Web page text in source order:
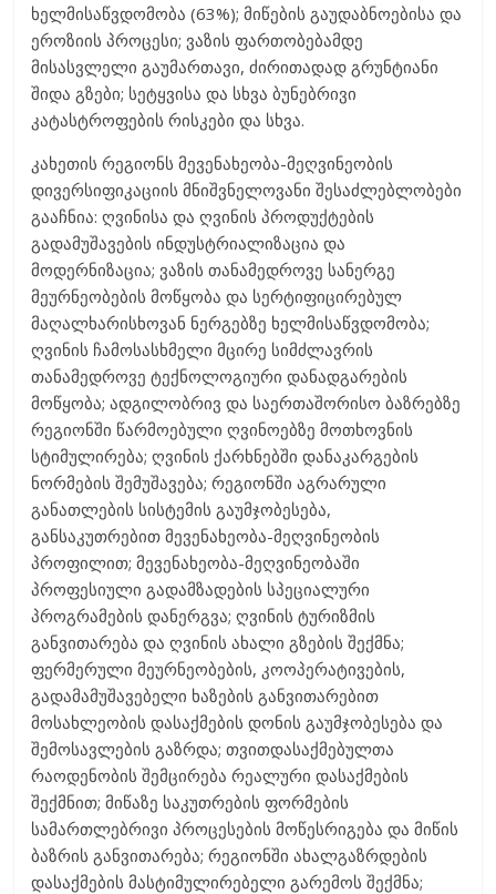
ხელმისაწვდომობა (63%); მიწების გაუდაბნოებისა და
ეროზიის პროცესი; ვაზის ფართობებამდე
მისასვლელი გაუმართავი, ძირითადად გრუნტიანი
შიდა გზები; სეტყვისა და სხვა ბუნებრივი
კატასტროფების რისკები და სხვა.
კახეთის რეგიონს მევენახეობა-მეღვინეობის
დივერსიფიკაციის მნიშვნელოვანი შესაძლებლობები
გააჩნია: ღვინისა და ღვინის პროდუქტების
გადამუშავების ინდუსტრიალიზაცია და
მოდერნიზაცია; ვაზის თანამედროვე სანერგე
მეურნეობების მოწყობა და სერტიფიცირებულ
მაღალხარისხოვან ნერგებზე ხელმისაწვდომობა;
ღვინის ჩამოსასხმელი მცირე სიმძლავრის
თანამედროვე ტექნოლოგიური დანადგარების
მოწყობა; ადგილობრივ და საერთაშორისო ბაზრებზე
რეგიონში წარმოებული ღვინოებზე მოთხოვნის
სტიმულირება; ღვინის ქარხნებში დანაკარგების
ნორმების შემუშავება; რეგიონში აგრარული
განათლების სისტემის გაუმჯობესება,
განსაკუთრებით მევენახეობა-მეღვინეობის
პროფილით; მევენახეობა-მეღვინეობაში
პროფესიული გადამზადების სპეციალური
პროგრამების დანერგვა; ღვინის ტურიზმის
განვითარება და ღვინის ახალი გზების შექმნა;
ფერმერული მეურნეობების, კოოპერატივების,
გადამამუშავებელი ხაზების განვითარებით
მოსახლეობის დასაქმების დონის გაუმჯობესება და
შემოსავლების გაზრდა; თვითდასაქმებულთა
რაოდენობის შემცირება რეალური დასაქმების
შექმნით; მიწაზე საკუთრების ფორმების
სამართლებრივი პროცესების მოწესრიგება და მიწის
ბაზრის განვითარება; რეგიონში ახალგაზრდების
დასაქმების მასტიმულირებელი გარემოს შექმნა;